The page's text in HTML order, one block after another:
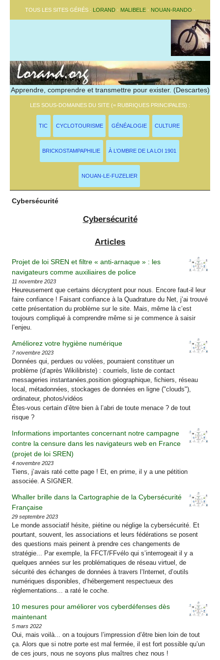
TOUS LES SITES GÉRÉS : LORAND- MALIBELE- NOUAN-RANDO -
Apprendre, comprendre et transmettre pour exister. (Descartes)
LES SOUS-DOMAINES DU SITE (= RUBRIQUES PRINCIPALES) :
TIC CYCLOTOURISME GÉNÉALOGIE CULTURE
BRICKOSTAMPAPHILIE À L’OMBRE DE LA LOI 1901
NOUAN-LE-FUZELIER
Cybersécurité
Cybersécurité
Articles
Projet de loi SREN et filtre « anti-arnaque » : les
navigateurs comme auxiliaires de police
11 novembre 2023
Heureusement que certains décryptent pour nous. Encore faut-il leur
faire confiance ! Faisant confiance à la Quadrature du Net, j’ai trouvé
cette présentation du problème sur le site. Mais, même là c’est
toujours compliqué à comprendre même si je commence à saisir
l’enjeu.
Améliorez votre hygiène numérique
7 novembre 2023
Données qui, perdues ou volées, pourraient constituer un
problème (d’après Wikilibriste) : courriels, liste de contact
messageries instantanées,position géographique, fichiers, réseau
local, métadonnées, stockages de données en ligne ("clouds"),
ordinateur, photos/vidéos
Êtes-vous certain d’être bien à l’abri de toute menace ? de tout
risque ?
Informations importantes concernant notre campagne
contre la censure dans les navigateurs web en France
(projet de loi SREN)
4 novembre 2023
Tiens, j’avais raté cette page ! Et, en prime, il y a une pétition
associée. A SIGNER.
Whaller brille dans la Cartographie de la Cybersécurité
Française
29 septembre 2023
Le monde associatif hésite, piétine ou néglige la cybersécurité. Et
pourtant, souvent, les associations et leurs fédérations se posent
des questions mais peinent à prendre ces changements de
stratégie... Par exemple, la FFCT/FFvélo qui s’interrogeait il y a
quelques années sur les problématiques de réseau virtuel, de
sécurité des échanges de données à travers l’Internet, d’outils
numériques disponibles, d’hébergement respectueux des
règlementations... a raté le coche.
10 mesures pour améliorer vos cyberdéfenses dès
maintenant
5 mars 2022
Oui, mais voilà... on a toujours l’impression d’être bien loin de tout
ça. Alors que si notre porte est mal fermée, il est fort possible qu’un
de ces jours, nous ne soyons plus maîtres chez nous !